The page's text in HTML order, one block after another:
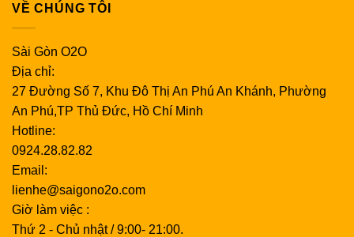
VỀ CHÚNG TÔI
Sài Gòn O2O
Địa chỉ:
27 Đường Số 7, Khu Đô Thị An Phú An Khánh, Phường
An Phú,TP Thủ Đức, Hồ Chí Minh
Hotline:
0924.28.82.82
Email:
lienhe@saigono2o.com
Giờ làm việc :
Thứ 2 - Chủ nhật / 9:00- 21:00.